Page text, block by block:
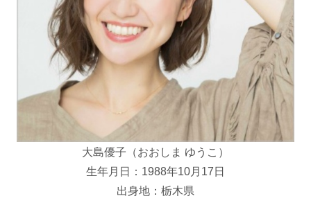
大島優子（おおしま ゆうこ）
生年月日：1988年10月17日
出身地：栃木県